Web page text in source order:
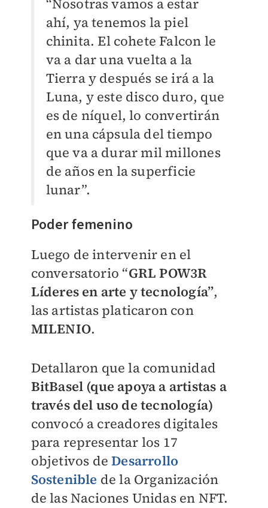
“Nosotras vamos a estar
ahí, ya tenemos la piel
chinita. El cohete Falcon le
va a dar una vuelta a la
Tierra y después se irá a la
Luna, y este disco duro, que
es de níquel, lo convertirán
en una cápsula del tiempo
que va a durar mil millones
de años en la superficie
lunar”.
Poder femenino
Luego de intervenir en el
conversatorio “GRL POW3R
Líderes en arte y tecnología”,
las artistas platicaron con
MILENIO.
Detallaron que la comunidad
BitBasel (que apoya a artistas a
través del uso de tecnología)
convocó a creadores digitales
para representar los 17
objetivos deDesarrollo
Sostenible de la Organización
de las Naciones Unidas en NFT.